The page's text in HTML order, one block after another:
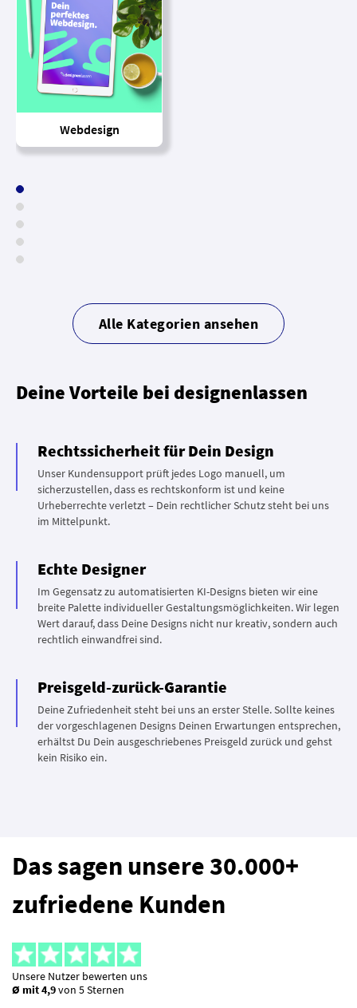
Webdesign
Alle Kategorien ansehen
Deine Vorteile bei designenlassen
Rechtssicherheit für Dein Design
Unser Kundensupport prüft jedes Logo manuell, um
sicherzustellen, dass es rechtskonform ist und keine
Urheberrechte verletzt – Dein rechtlicher Schutz steht bei uns
im Mittelpunkt.
Echte Designer
Im Gegensatz zu automatisierten KI-Designs bieten wir eine
breite Palette individueller Gestaltungsmöglichkeiten. Wir legen
Wert darauf, dass Deine Designs nicht nur kreativ, sondern auch
rechtlich einwandfrei sind.
Preisgeld-zurück-Garantie
Deine Zufriedenheit steht bei uns an erster Stelle. Sollte keines
der vorgeschlagenen Designs Deinen Erwartungen entsprechen,
erhältst Du Dein ausgeschriebenes Preisgeld zurück und gehst
kein Risiko ein.
Das sagen unsere 30.000+
zufriedene Kunden
Unsere Nutzer bewerten uns
Ø mit 4,9von 5 Sternen